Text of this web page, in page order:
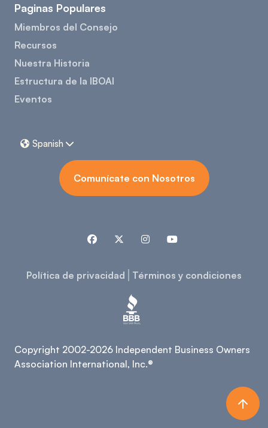
Paginas Populares
Miembros del Consejo
Recursos
Nuestra Historia
Estructura de la IBOAI
Eventos
 Spanish 
Comunícate con Nosotros
   
Política de privacidad Términos y condiciones
Copyright 2002-2026 Independent Business Owners
Association International, Inc.®